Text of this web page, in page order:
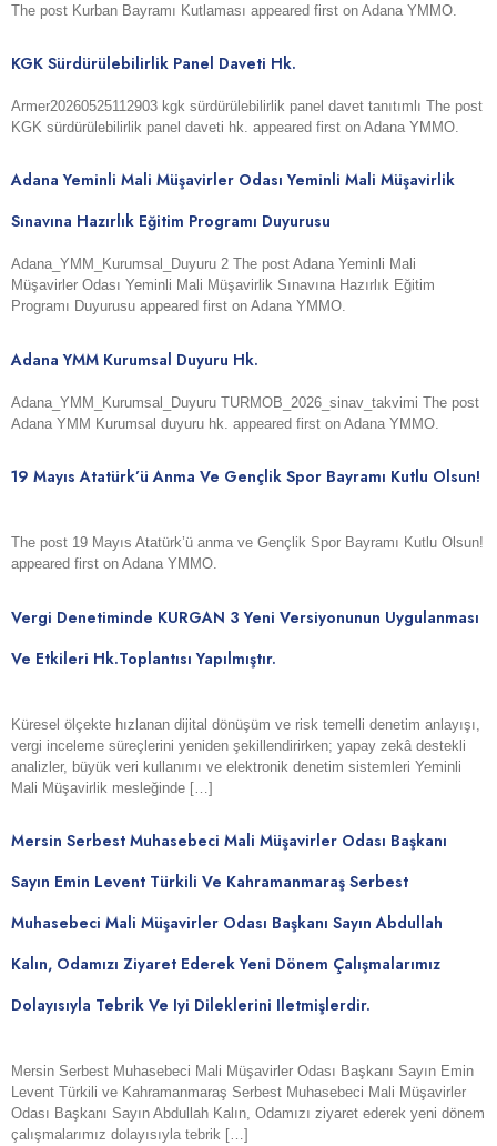
The post Kurban Bayramı Kutlaması appeared first on Adana YMMO.
KGK Sürdürülebilirlik Panel Daveti Hk.
Armer20260525112903 kgk sürdürülebilirlik panel davet tanıtımlı The post
KGK sürdürülebilirlik panel daveti hk. appeared first on Adana YMMO.
Adana Yeminli Mali Müşavirler Odası Yeminli Mali Müşavirlik
Sınavına Hazırlık Eğitim Programı Duyurusu
Adana_YMM_Kurumsal_Duyuru 2 The post Adana Yeminli Mali
Müşavirler Odası Yeminli Mali Müşavirlik Sınavına Hazırlık Eğitim
Programı Duyurusu appeared first on Adana YMMO.
Adana YMM Kurumsal Duyuru Hk.
Adana_YMM_Kurumsal_Duyuru TURMOB_2026_sinav_takvimi The post
Adana YMM Kurumsal duyuru hk. appeared first on Adana YMMO.
19 Mayıs Atatürk’ü Anma Ve Gençlik Spor Bayramı Kutlu Olsun!
The post 19 Mayıs Atatürk’ü anma ve Gençlik Spor Bayramı Kutlu Olsun!
appeared first on Adana YMMO.
Vergi Denetiminde KURGAN 3 Yeni Versiyonunun Uygulanması
Ve Etkileri Hk.toplantısı Yapılmıştır.
Küresel ölçekte hızlanan dijital dönüşüm ve risk temelli denetim anlayışı,
vergi inceleme süreçlerini yeniden şekillendirirken; yapay zekâ destekli
analizler, büyük veri kullanımı ve elektronik denetim sistemleri Yeminli
Mali Müşavirlik mesleğinde […]
Mersin Serbest Muhasebeci Mali Müşavirler Odası Başkanı
Sayın Emin Levent Türkili Ve Kahramanmaraş Serbest
Muhasebeci Mali Müşavirler Odası Başkanı Sayın Abdullah
Kalın, Odamızı Ziyaret Ederek Yeni Dönem Çalışmalarımız
Dolayısıyla Tebrik Ve Iyi Dileklerini Iletmişlerdir.
Mersin Serbest Muhasebeci Mali Müşavirler Odası Başkanı Sayın Emin
Levent Türkili ve Kahramanmaraş Serbest Muhasebeci Mali Müşavirler
Odası Başkanı Sayın Abdullah Kalın, Odamızı ziyaret ederek yeni dönem
çalışmalarımız dolayısıyla tebrik […]